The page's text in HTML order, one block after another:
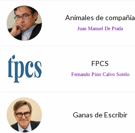
Animales de compañía
Juan Manuel De Prada
FPCS
Fernando Pino Calvo Sotelo
Ganas de Escribir